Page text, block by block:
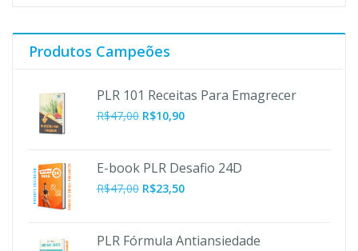
Produtos Campeões
PLR 101 Receitas Para Emagrecer
R$47,00 O
era:
R$47,00.
R$10,90O
é:
R$10,90.
E-book PLR Desafio 24D
R$47,00 R$23,50
PLR Fórmula Antiansiedade